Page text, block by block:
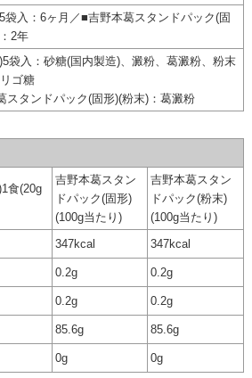
袋入：6ヶ月／■吉野本葛スタンドパック(固
2年
袋入：砂糖(国内製造)、澱粉、葛澱粉、粉末
ゴ糖
スタンドパック(固形)(粉末)：葛澱粉
食(20g
吉野本葛スタン
ドパック(固形)
(100g当たり)
吉野本葛スタン
ドパック(粉末)
(100g当たり)
347kcal 347kcal
0.2g 0.2g
0.2g 0.2g
85.6g 85.6g
0g 0g